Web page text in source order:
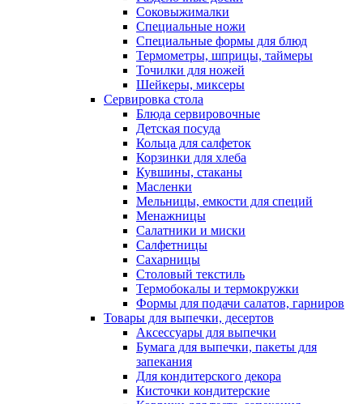
Соковыжималки
Специальные ножи
Специальные формы для блюд
Термометры, шприцы, таймеры
Точилки для ножей
Шейкеры, миксеры
Сервировка стола
Блюда сервировочные
Детская посуда
Кольца для салфеток
Корзинки для хлеба
Кувшины, стаканы
Масленки
Мельницы, емкости для специй
Менажницы
Салатники и миски
Салфетницы
Сахарницы
Столовый текстиль
Термобокалы и термокружки
Формы для подачи салатов, гарниров
Товары для выпечки, десертов
Аксессуары для выпечки
Бумага для выпечки, пакеты для
запекания
Для кондитерского декора
Кисточки кондитерские